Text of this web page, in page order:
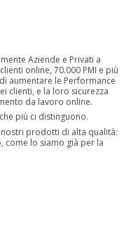
Aziende e Privati a
online, 70.000 PMI e più
aumentare le Performance
clienti, e la loro sicurezza
da lavoro online.
più ci distinguono.
prodotti di alta qualità:
come lo siamo già per la